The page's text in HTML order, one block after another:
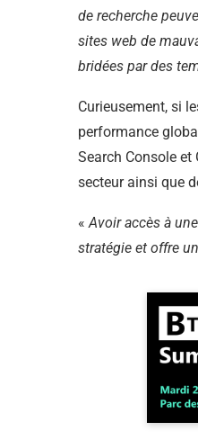
de recherche
sites web de
bridées par des
Curieusement, si
performance
Search Console
secteur ainsi que
«Avoir accès à
stratégie et offre